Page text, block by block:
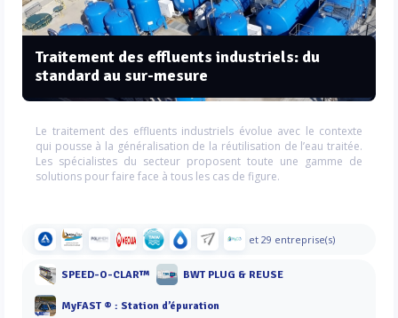
Traitement des effluents industriels: du
standard au sur-mesure
Le traitement des effluents industriels évolue avec le contexte
qui pousse à la généralisation de la réutilisation de l’eau traitée.
Les spécialistes du secteur proposent toute une gamme de
solutions pour faire face à tous les cas de figure.
et 29 entreprise(s)
SPEED-O-CLAR™ BWT PLUG & REUSE
MyFAST ® : Station d’épuration